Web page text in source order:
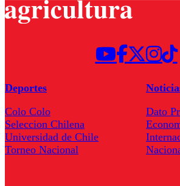
Deportes
Colo Colo
Seleccion Chilena
Universidad de Chile
Torneo Nacional
Dato